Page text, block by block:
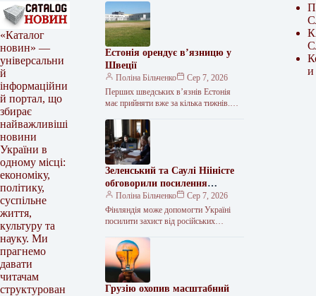
«Каталог
новин» —
універсальни
й
інформаційни
й портал, що
збирає
найважливіші
новини
України в
одному місці:
економіку,
політику,
суспільне
життя,
культуру та
науку. Ми
прагнемо
давати
читачам
структурован
Естонія орендує в’язницю у
Швеції
Поліна Більченко
Сер 7, 2026
Перших шведських в’язнів Естонія
має прийняти вже за кілька тижнів.
меморандум про оренду Тартуської
в’язниці. Документ…
Зеленський та Саулі Нііністе
обговорили посилення
української ППО та
постачання ракет
Поліна Більченко
Сер 7, 2026
Фінляндія може допомогти Україні
посилити захист від російських
content/uploads/2026/08/efedc0db829cb5
eaa61f6095519d7c1a.jpg"
alt="Зеленський обговорив із
президентом Фінляндії
Грузію охопив масштабний
и